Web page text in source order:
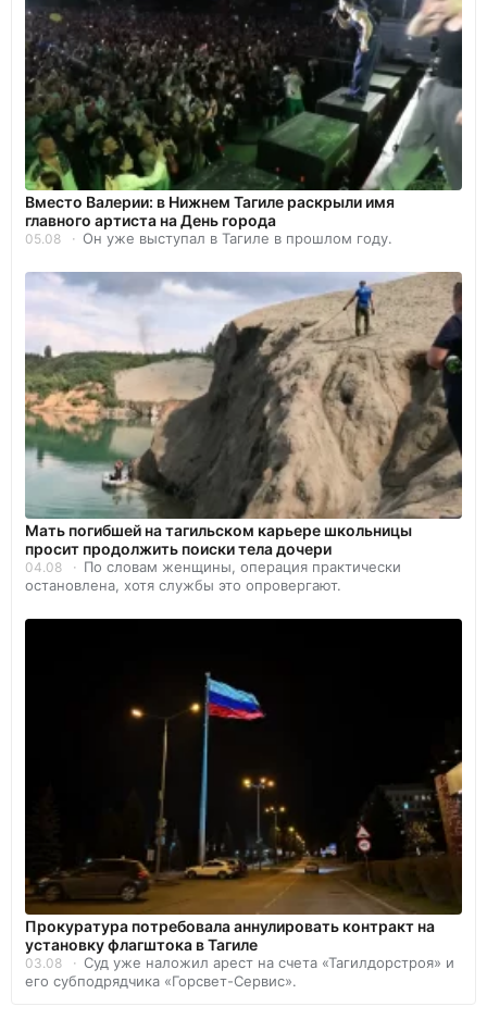
Вместо Валерии: в Нижнем Тагиле раскрыли имя
главного артиста на День города
05.08 Он уже выступал в Тагиле в прошлом году.
Мать погибшей на тагильском карьере школьницы
просит продолжить поиски тела дочери
04.08
По словам женщины, операция практически
остановлена, хотя службы это опровергают.
Прокуратура потребовала аннулировать контракт на
установку флагштока в Тагиле
03.08
Суд уже наложил арест на счета «Тагилдорстроя» и
его субподрядчика «Горсвет-Сервис».